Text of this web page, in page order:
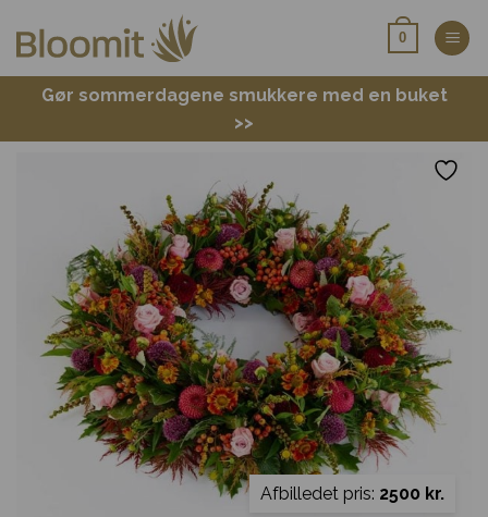
0
Gør sommerdagene smukkere med en buket
>>
Afbilledet pris: 2500 kr.